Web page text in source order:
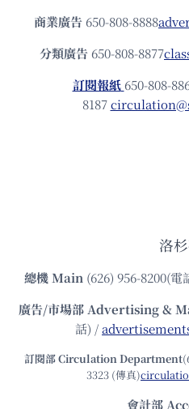
商業廣告 650-808-8888
分類廣告 650-808-8877
訂閱報紙 650-808-
8187
洛
總機Main (626) 956-8200(電
廣告/市場部Advertising &
話) /
訂閱部 Circulation Department
3323 (傳真)
會計部